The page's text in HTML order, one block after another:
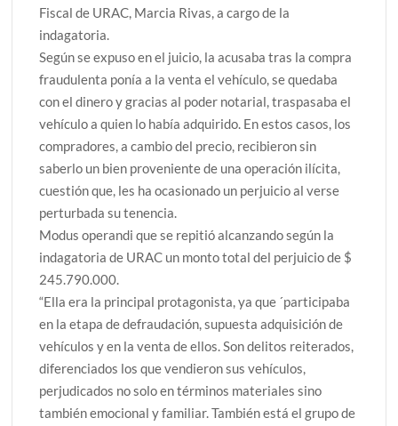
Fiscal de URAC, Marcia Rivas, a cargo de la
indagatoria.
Según se expuso en el juicio, la acusaba tras la compra
fraudulenta ponía a la venta el vehículo, se quedaba
con el dinero y gracias al poder notarial, traspasaba el
vehículo a quien lo había adquirido. En estos casos, los
compradores, a cambio del precio, recibieron sin
saberlo un bien proveniente de una operación ilícita,
cuestión que, les ha ocasionado un perjuicio al verse
perturbada su tenencia.
Modus operandi que se repitió alcanzando según la
indagatoria de URAC un monto total del perjuicio de $
245.790.000.
“Ella era la principal protagonista, ya que ´participaba
en la etapa de defraudación, supuesta adquisición de
vehículos y en la venta de ellos. Son delitos reiterados,
diferenciados los que vendieron sus vehículos,
perjudicados no solo en términos materiales sino
también emocional y familiar. También está el grupo de